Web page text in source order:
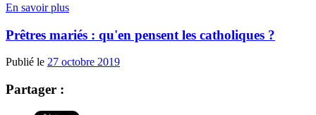
En savoir plus
Prêtres mariés : qu'en pensent les catholiques ?
Publié le 27 octobre 2019
Partager :